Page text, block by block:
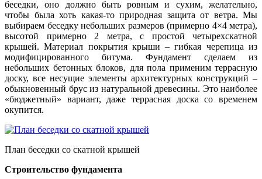
беседки, оно должно быть ровным и сухим, желательно,
чтобы была хоть какая-то природная защита от ветра. Мы
выбираем беседку небольших размеров (примерно 4×4 метра),
высотой примерно 2 метра, с простой четырехскатной
крышей. Материал покрытия крыши – гибкая черепица из
модифицированного битума. Фундамент сделаем из
небольших бетонных блоков, для пола применим террасную
доску, все несущие элементы архитектурных конструкций –
обыкновенный брус из натуральной древесины. Это наиболее
«бюджетный» вариант, даже террасная доска со временем
окупится.
План беседки со скатной крышей
Строительство фундамента